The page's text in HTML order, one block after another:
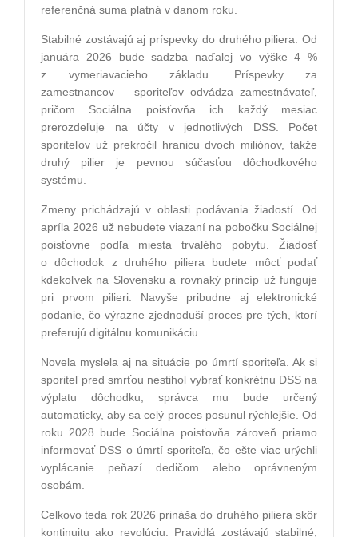
referenčná suma platná v danom roku.
Stabilné zostávajú aj príspevky do druhého piliera. Od
januára 2026 bude sadzba naďalej vo výške 4 %
z vymeriavacieho základu. Príspevky za
zamestnancov – sporiteľov odvádza zamestnávateľ,
pričom Sociálna poisťovňa ich každý mesiac
prerozdeľuje na účty v jednotlivých DSS. Počet
sporiteľov už prekročil hranicu dvoch miliónov, takže
druhý pilier je pevnou súčasťou dôchodkového
systému.
Zmeny prichádzajú v oblasti podávania žiadostí. Od
apríla 2026 už nebudete viazaní na pobočku Sociálnej
poisťovne podľa miesta trvalého pobytu. Žiadosť
o dôchodok z druhého piliera budete môcť podať
kdekoľvek na Slovensku a rovnaký princíp už funguje
pri prvom pilieri. Navyše pribudne aj elektronické
podanie, čo výrazne zjednoduší proces pre tých, ktorí
preferujú digitálnu komunikáciu.
Novela myslela aj na situácie po úmrtí sporiteľa. Ak si
sporiteľ pred smrťou nestihol vybrať konkrétnu DSS na
výplatu dôchodku, správca mu bude určený
automaticky, aby sa celý proces posunul rýchlejšie. Od
roku 2028 bude Sociálna poisťovňa zároveň priamo
informovať DSS o úmrtí sporiteľa, čo ešte viac urýchli
vyplácanie peňazí dedičom alebo oprávneným
osobám.
Celkovo teda rok 2026 prináša do druhého piliera skôr
kontinuitu ako revolúciu. Pravidlá zostávajú stabilné,